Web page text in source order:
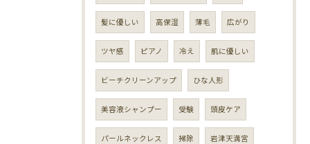
髪に優しい 高保湿 薄毛 広がり
ツヤ感 ピアノ 冷え 肌に優しい
ビーチクリーンアップ ひな人形
美容液シャンプー 受験 頭皮ケア
パールネックレス 掃除 岩津天満宮